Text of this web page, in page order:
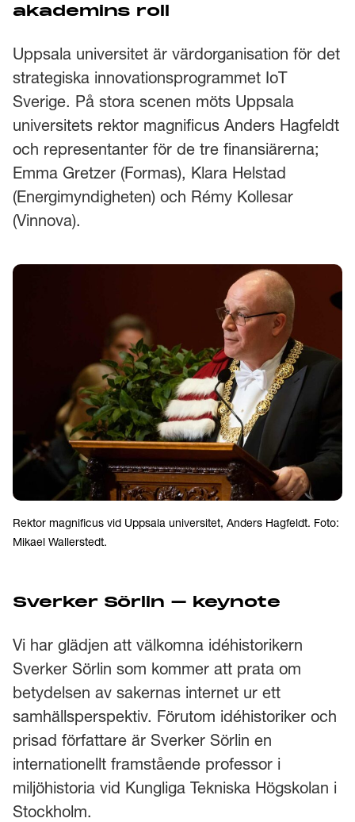
akademins roll
Uppsala universitet är värdorganisation för det
strategiska innovationsprogrammet IoT
Sverige. På stora scenen möts Uppsala
universitets rektor magnificus Anders Hagfeldt
och representanter för de tre finansiärerna;
Emma Gretzer (Formas), Klara Helstad
(Energimyndigheten) och Rémy Kollesar
(Vinnova).
Rektor magnificus vid Uppsala universitet, Anders Hagfeldt. Foto:
Mikael Wallerstedt.
Sverker Sörlin – keynote
Vi har glädjen att välkomna idéhistorikern
Sverker Sörlin som kommer att prata om
betydelsen av sakernas internet ur ett
samhällsperspektiv. Förutom idéhistoriker och
prisad författare är Sverker Sörlin en
internationellt framstående professor i
miljöhistoria vid Kungliga Tekniska Högskolan i
Stockholm.